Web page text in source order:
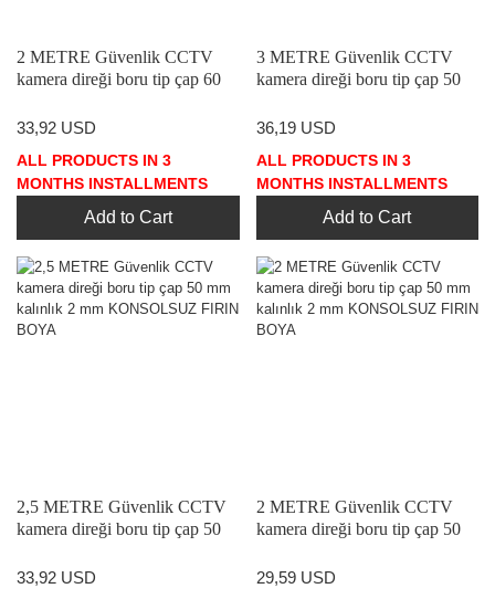
2 METRE Güvenlik CCTV
kamera direği boru tip çap 60
KONSOLSUZ FIRIN BOYA
33,92 USD
ALL PRODUCTS IN 3
MONTHS INSTALLMENTS
Add to Cart
3 METRE Güvenlik CCTV
kamera direği boru tip çap 50
KONSOLSUZ FIRIN BOYA
36,19 USD
ALL PRODUCTS IN 3
MONTHS INSTALLMENTS
Add to Cart
2,5 METRE Güvenlik CCTV
kamera direği boru tip çap 50
KONSOLSUZ FIRIN BOYA
33,92 USD
2 METRE Güvenlik CCTV
kamera direği boru tip çap 50
KONSOLSUZ FIRIN BOYA
29,59 USD